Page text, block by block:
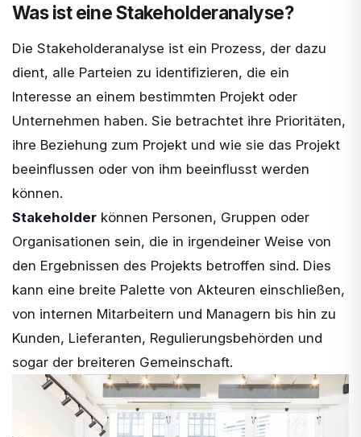
Was ist eine Stakeholderanalyse?
Die Stakeholderanalyse ist ein Prozess, der dazu
dient, alle Parteien zu identifizieren, die ein
Interesse an einem bestimmten Projekt oder
Unternehmen haben. Sie betrachtet ihre Prioritäten,
ihre Beziehung zum Projekt und wie sie das Projekt
beeinflussen oder von ihm beeinflusst werden
können.
Stakeholder können Personen, Gruppen oder
Organisationen sein, die in irgendeiner Weise von
den Ergebnissen des Projekts betroffen sind. Dies
kann eine breite Palette von Akteuren einschließen,
von internen Mitarbeitern und Managern bis hin zu
Kunden, Lieferanten, Regulierungsbehörden und
sogar der breiteren Gemeinschaft.